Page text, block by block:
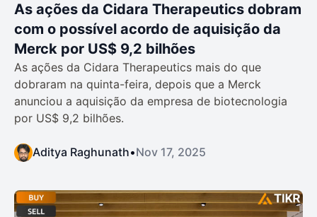
As ações da Cidara Therapeutics dobram
com o possível acordo de aquisição da
Merck por US$ 9,2 bilhões
As ações da Cidara Therapeutics mais do que
dobraram na quinta-feira, depois que a Merck
anunciou a aquisição da empresa de biotecnologia
por US$ 9,2 bilhões.
Aditya Raghunath•Nov 17, 2025